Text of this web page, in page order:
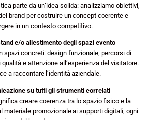
parte da un’idea solida: analizziamo obiettivi,
brand per costruire un concept coerente e
in un contesto competitivo.
e/o allestimento degli spazi evento
spazi concreti: design funzionale, percorsi di
e attenzione all’esperienza del visitatore.
a raccontare l’identità aziendale.
su tutti gli strumenti correlati
creare coerenza tra lo spazio fisico e la
materiale promozionale ai supporti digitali, ogni